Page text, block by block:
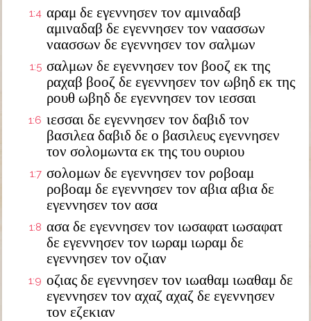
1:4 αραμ δε εγεννησεν τον αμιναδαβ
αμιναδαβ δε εγεννησεν τον ναασσων
ναασσων δε εγεννησεν τον σαλμων
1:5 σαλμων δε εγεννησεν τον βοοζ εκ της
ραχαβ βοοζ δε εγεννησεν τον ωβηδ εκ της
ρουθ ωβηδ δε εγεννησεν τον ιεσσαι
1:6 ιεσσαι δε εγεννησεν τον δαβιδ τον
βασιλεα δαβιδ δε ο βασιλευς εγεννησεν
τον σολομωντα εκ της του ουριου
1:7 σολομων δε εγεννησεν τον ροβοαμ
ροβοαμ δε εγεννησεν τον αβια αβια δε
εγεννησεν τον ασα
1:8 ασα δε εγεννησεν τον ιωσαφατ ιωσαφατ
δε εγεννησεν τον ιωραμ ιωραμ δε
εγεννησεν τον οζιαν
1:9 οζιας δε εγεννησεν τον ιωαθαμ ιωαθαμ δε
εγεννησεν τον αχαζ αχαζ δε εγεννησεν
τον εζεκιαν